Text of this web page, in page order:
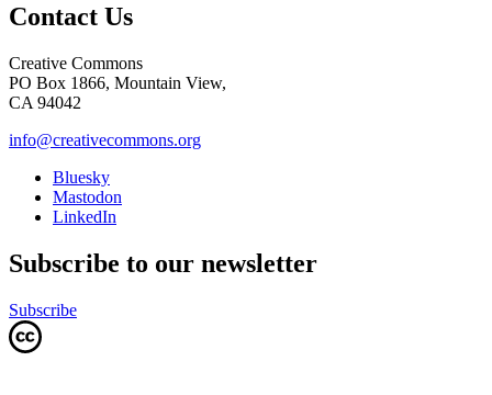
Contact Us
Creative Commons
PO Box 1866, Mountain View,
CA 94042
info@creativecommons.org
Bluesky
Mastodon
LinkedIn
Subscribe to our newsletter
Subscribe